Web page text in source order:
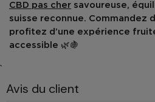
CBD pas cher savoureuse,
suisse reconnue. Commandez
profitez d’une expérience
accessible 🌿🍇
`
Avis du client